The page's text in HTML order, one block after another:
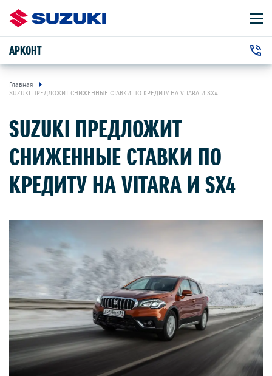
АРКОНТ
г. Волгоград, Вильнюсская улица, 42
АВТОМОБИЛИ
ВЛАДЕЛЬЦАМ
О КОМПАНИИ
КОНТАКТЫ
НОВОСТИ
ЗАКАЗАТЬ ЗВОНОК
Главная
SUZUKI ПРЕДЛОЖИТ СНИЖЕННЫЕ СТАВКИ ПО КРЕДИТУ НА VITARA И SX4
SUZUKI ПРЕДЛОЖИТ
СНИЖЕННЫЕ СТАВКИ ПО
КРЕДИТУ НА VITARA И SX4